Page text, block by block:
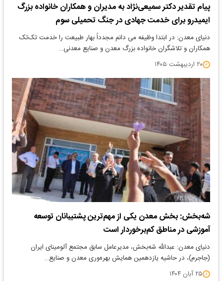
پیام تقدیر دکتر سمیعی‌نژاد به مدیران و همکاران خانواده بزرگ
ایمیدرو برای خدمت جهادی در جنگ تحمیلی سوم
دنیای معدن: در ابتدا وظیفه می دانم مجدداً بهار طبیعت را خدمت تک‌تک
همکاران و تلاشگران خانواده بزرگ معدن و صنایع معدنی…
۲۰ اردیبهشت ۱۴۰۵
شه‌بخش: بخش معدن یکی از مهم‌ترین پشتیبانان توسعه
آموزشی در مناطق کم‌برخوردار است
دنیای معدن: عبدالله شه‌بخش، مدیرعامل سابق مجتمع آلومینای ایران
(جاجرم)، در حاشیه یازدهمین همایش بهره‌وری معدن و صنایع…
۲۵ آبان ۱۴۰۴